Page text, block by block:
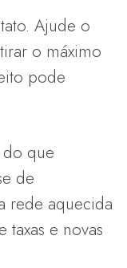
Ajude o
o máximo
pode
que
de
rede aquecida
taxas e novas